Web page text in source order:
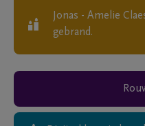
Jonas - Amelie
gebrand.